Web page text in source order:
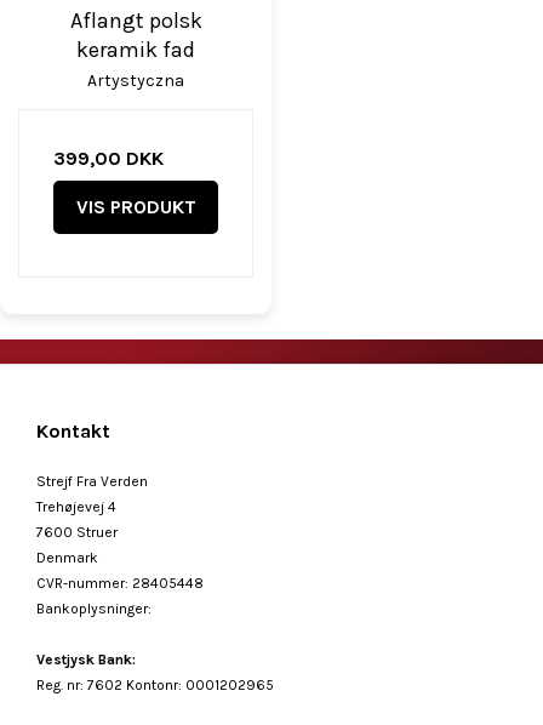
Aflangt polsk
keramik fad
Artystyczna
399,00 DKK
VIS PRODUKT
Kontakt
Strejf Fra Verden
Trehøjevej 4
7600 Struer
Denmark
CVR-nummer: 28405448
Bankoplysninger:
Vestjysk Bank:
Reg. nr: 7602 Kontonr: 0001202965